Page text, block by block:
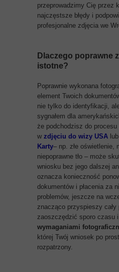
przeprowadzimy Cię przez
najczęstsze błędy i
profesjonalne zdjęcia we
Dlaczego poprawne
istotne?
Poprawnie wykonana
element Twoich
nie tylko do identyfikacji,
sygnałem dla
że podchodzisz do procesu
w zdjęciu do wizy USA lub
Karty– np. złe oświetlenie,
niepoprawne tło – może
wniosku bez jego dalszej
oznacza konieczność
dokumentów i płacenia za
problemów, jeszcze na
znacząco przyspieszy cały
zaoszczędzić sporo czasu
wymaganiami
której Twój wniosek po
rozpatrzony.